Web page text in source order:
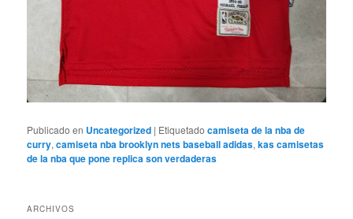
Publicado en Uncategorized | Etiquetado camiseta de la nba de
curry,camiseta nba brooklyn nets baseball adidas,kas camisetas
de la nba que pone replica son verdaderas
ARCHIVOS